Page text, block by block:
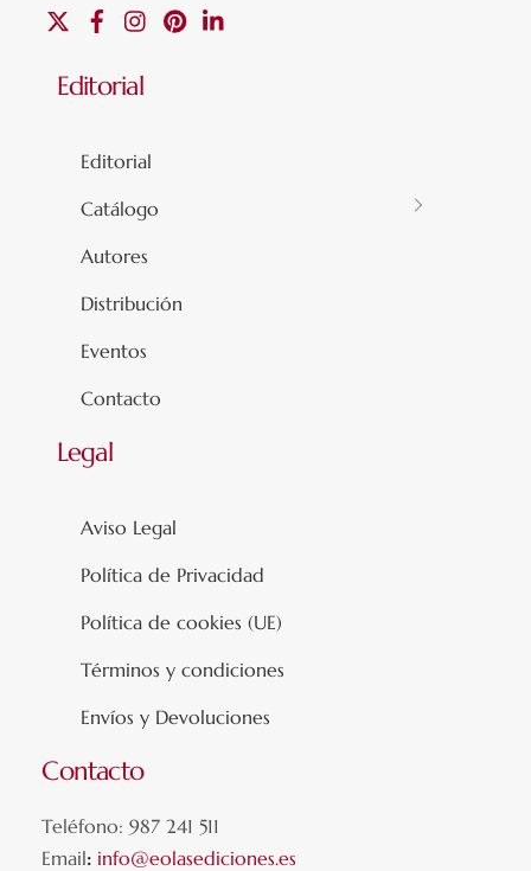
FacebookInstagramPinterest
Editorial
Editorial
Catálogo
Autores
Distribución
Eventos
Contacto
Legal
Aviso Legal
Política de Privacidad
Política de cookies (UE)
Términos y condiciones
Envíos y Devoluciones
Contacto
Teléfono: 987 241 511
Email: info@eolasediciones.es